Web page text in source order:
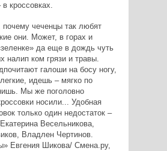
кроссовках.
чеченцы так любят
они. Может, в горах и
да еще в дождь чуть
налип ком грязи и травы.
галоши на босу ногу,
идешь – мягко по
Мы же поголовно
носили... Удобная
только один недостаток –
Весельникова,
Владлен Чертинов.
Евгения Шикова/ Смена.ру,